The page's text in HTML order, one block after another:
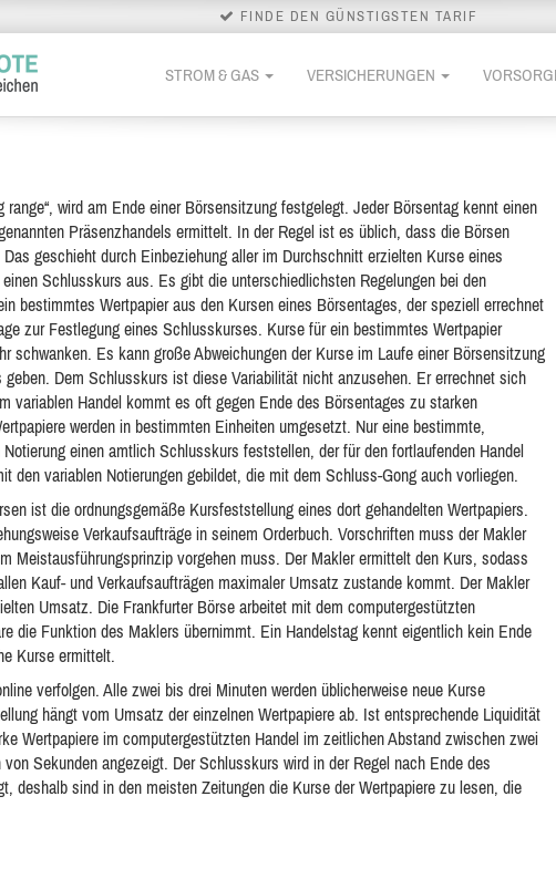
FINDE DEN GÜNSTIGSTEN TARIF
STROM & GAS VERSICHERUNGEN
wird am Ende einer Börsensitzung festgelegt. Jeder Börsentag kennt einen
Präsenzhandels ermittelt. In der Regel ist es üblich, dass die Börsen
geschieht durch Einbeziehung aller im Durchschnitt erzielten Kurse eines
Schlusskurs aus. Es gibt die unterschiedlichsten Regelungen bei den
bestimmtes Wertpapier aus den Kursen eines Börsentages, der speziell errechnet
zur Festlegung eines Schlusskurses. Kurse für ein bestimmtes Wertpapier
schwanken. Es kann große Abweichungen der Kurse im Laufe einer Börsensitzung
Dem Schlusskurs ist diese Variabilität nicht anzusehen. Er errechnet sich
variablen Handel kommt es oft gegen Ende des Börsentages zu starken
werden in bestimmten Einheiten umgesetzt. Nur eine bestimmte,
einen amtlich Schlusskurs feststellen, der für den fortlaufenden Handel
den variablen Notierungen gebildet, die mit dem Schluss-Gong auch vorliegen.
ist die ordnungsgemäße Kursfeststellung eines dort gehandelten Wertpapiers.
Verkaufsaufträge in seinem Orderbuch. Vorschriften muss der Makler
Meistausführungsprinzip vorgehen muss. Der Makler ermittelt den Kurs, sodass
Kauf- und Verkaufsaufträgen maximaler Umsatz zustande kommt. Der Makler
Umsatz. Die Frankfurter Börse arbeitet mit dem computergestützten
die Funktion des Maklers übernimmt. Ein Handelstag kennt eigentlich kein Ende
Kurse ermittelt.
verfolgen. Alle zwei bis drei Minuten werden üblicherweise neue Kurse
hängt vom Umsatz der einzelnen Wertpapiere ab. Ist entsprechende Liquidität
Wertpapiere im computergestützten Handel im zeitlichen Abstand zwischen zwei
Sekunden angezeigt. Der Schlusskurs wird in der Regel nach Ende des
deshalb sind in den meisten Zeitungen die Kurse der Wertpapiere zu lesen, die